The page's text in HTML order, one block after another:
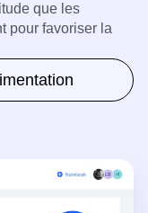
que les
pour favoriser la